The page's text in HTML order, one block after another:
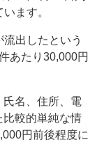
ます。
出したという
あたり30,000円
名、住所、電
較的単純な情
円前後程度に